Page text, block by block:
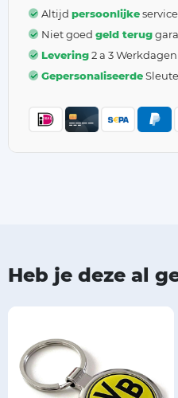
Altijd persoonlijkeservice
Niet goed geld terug
Levering2 a 3 Werkdagen
Gepersonaliseerde
Heb je deze al